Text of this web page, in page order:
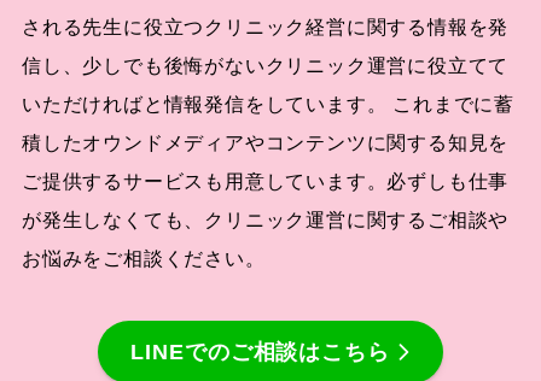
される先生に役立つクリニック経営に関する情報を発
信し、少しでも後悔がないクリニック運営に役立てて
いただければと情報発信をしています。 これまでに蓄
積したオウンドメディアやコンテンツに関する知見を
ご提供するサービスも用意しています。必ずしも仕事
が発生しなくても、クリニック運営に関するご相談や
お悩みをご相談ください。
LINEでのご相談はこちら